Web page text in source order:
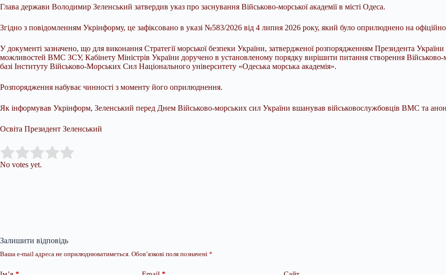
Глава держави Володимир Зеленський затвердив указ про заснування Військово-морської академії в місті Одеса.
Згідно з повідомленням Укрінформу, це зафіксовано в указі №583/2026 від 4 липня 2026 року, який було оприлюднено на
У документі зазначено, що для виконання Стратегії морської безпеки України, затвердженої розпорядженням Президента
можливостей ВМС ЗСУ, Кабінету Міністрів України доручено в установленому порядку вирішити питання створення Військово-
базі Інституту Військово-Морських Сил Національного університету «Одеська морська академія».
Розпорядження набуває чинності з моменту його оприлюднення.
Як інформував Укрінформ, Зеленський перед Днем Військово-морських сил України вшанував військовослужбовців ВМС та
Освіта Президент Зеленський
Rate this item:
No votes yet.
Залишити відповідь
Ваша e-mail адреса не оприлюднюватиметься. Обов’язкові поля позначені *